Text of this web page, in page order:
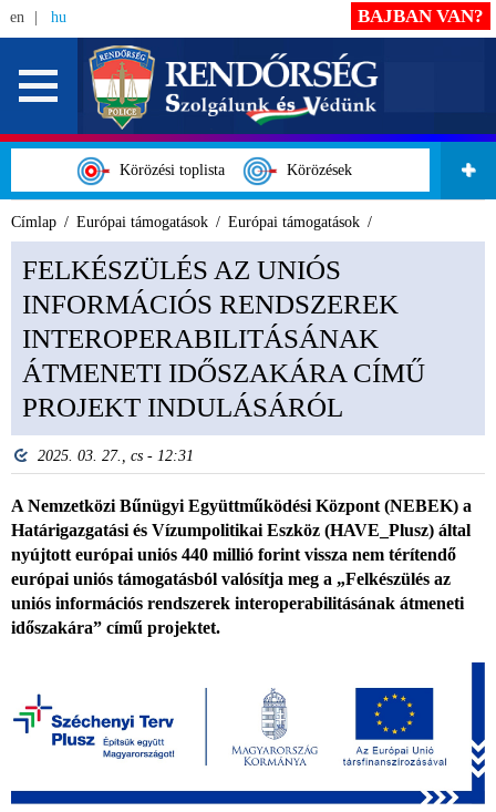
en hu
Körözési toplista Körözések
BAJBAN VAN?
Címlap Európai támogatások Európai támogatások
FELKÉSZÜLÉS AZ UNIÓS
INFORMÁCIÓS RENDSZEREK
INTEROPERABILITÁSÁNAK
ÁTMENETI IDŐSZAKÁRA CÍMŰ
PROJEKT INDULÁSÁRÓL
2025. 03. 27., cs - 12:31
A Nemzetközi Bűnügyi Együttműködési Központ (NEBEK) a
Határigazgatási és Vízumpolitikai Eszköz (HAVE_Plusz) által
nyújtott európai uniós 440 millió forint vissza nem térítendő
európai uniós támogatásból valósítja meg a „Felkészülés az
uniós információs rendszerek interoperabilitásának átmeneti
időszakára” című projektet.